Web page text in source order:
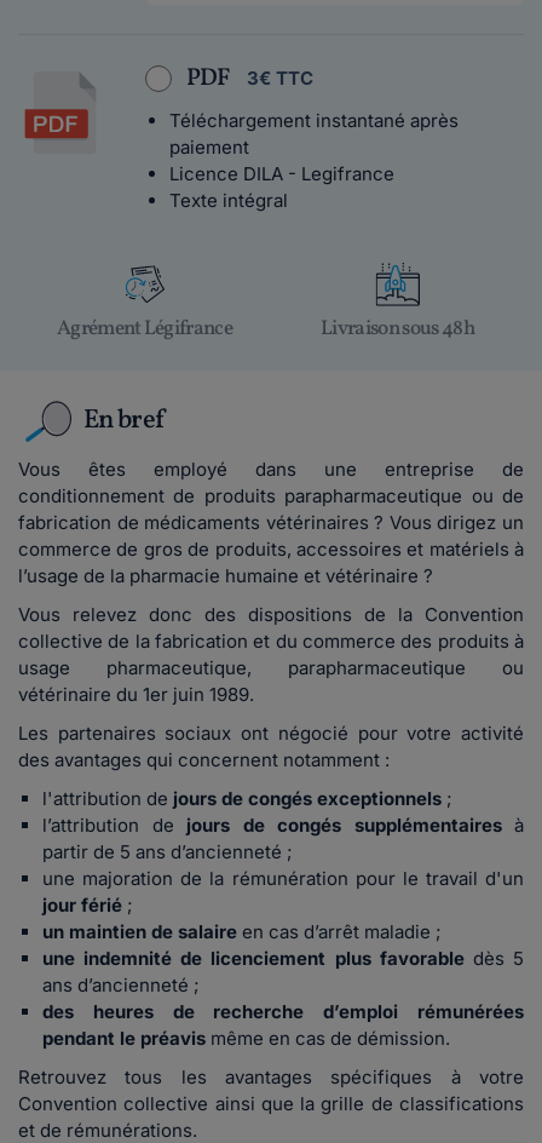
PDF
3€ TTC
Téléchargement instantané après
paiement
Licence DILA - Legifrance
Texte intégral
Agrément Légifrance Livraison sous 48h
En bref
Vous êtes employé dans une entreprise de
conditionnement de produits parapharmaceutique ou de
fabrication de médicaments vétérinaires ? Vous dirigez un
commerce de gros de produits, accessoires et matériels à
l’usage de la pharmacie humaine et vétérinaire ?
Vous relevez donc des dispositions de la Convention
collective de la fabrication et du commerce des produits à
usage pharmaceutique, parapharmaceutique ou
vétérinaire du 1er juin 1989.
Les partenaires sociaux ont négocié pour votre activité
des avantages qui concernent notamment :
l'attribution de jours de congés exceptionnels ;
l’attribution de jours de congés supplémentairesà
partir de 5 ans d’ancienneté ;
une majoration de la rémunération pour le travail d'un
jour férié ;
un maintien de salaire en cas d’arrêt maladie ;
une indemnité de licenciement plus favorable dès 5
ans d’ancienneté ;
des heures de recherche d’emploi rémunérées
pendant le préavis même en cas de démission.
Retrouvez tous les avantages spécifiques à votre
Convention collective ainsi que la grille de classifications
et de rémunérations.